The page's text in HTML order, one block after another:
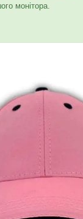
монітора.